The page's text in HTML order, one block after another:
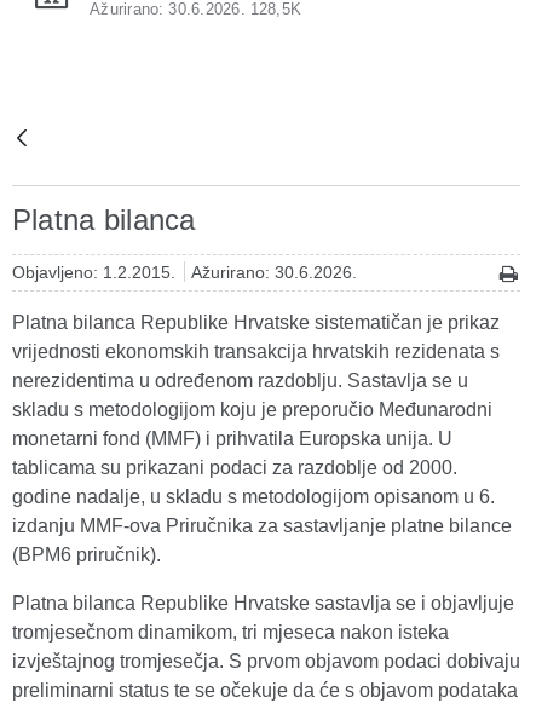
Ažurirano: 30.6.2026. 128,5K
Platna bilanca
Objavljeno: 1.2.2015. Ažurirano: 30.6.2026.
Platna bilanca Republike Hrvatske sistematičan je prikaz
vrijednosti ekonomskih transakcija hrvatskih rezidenata s
nerezidentima u određenom razdoblju. Sastavlja se u
skladu s metodologijom koju je preporučio Međunarodni
monetarni fond (MMF) i prihvatila Europska unija. U
tablicama su prikazani podaci za razdoblje od 2000.
godine nadalje, u skladu s metodologijom opisanom u 6.
izdanju MMF-ova Priručnika za sastavljanje platne bilance
(BPM6 priručnik).
Platna bilanca Republike Hrvatske sastavlja se i objavljuje
tromjesečnom dinamikom, tri mjeseca nakon isteka
izvještajnog tromjesečja. S prvom objavom podaci dobivaju
preliminarni status te se očekuje da će s objavom podataka